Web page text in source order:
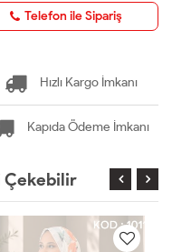
Telefon ile Sipariş
Hızlı Kargo İmkanı
Kapıda Ödeme İmkanı
Çekebilir